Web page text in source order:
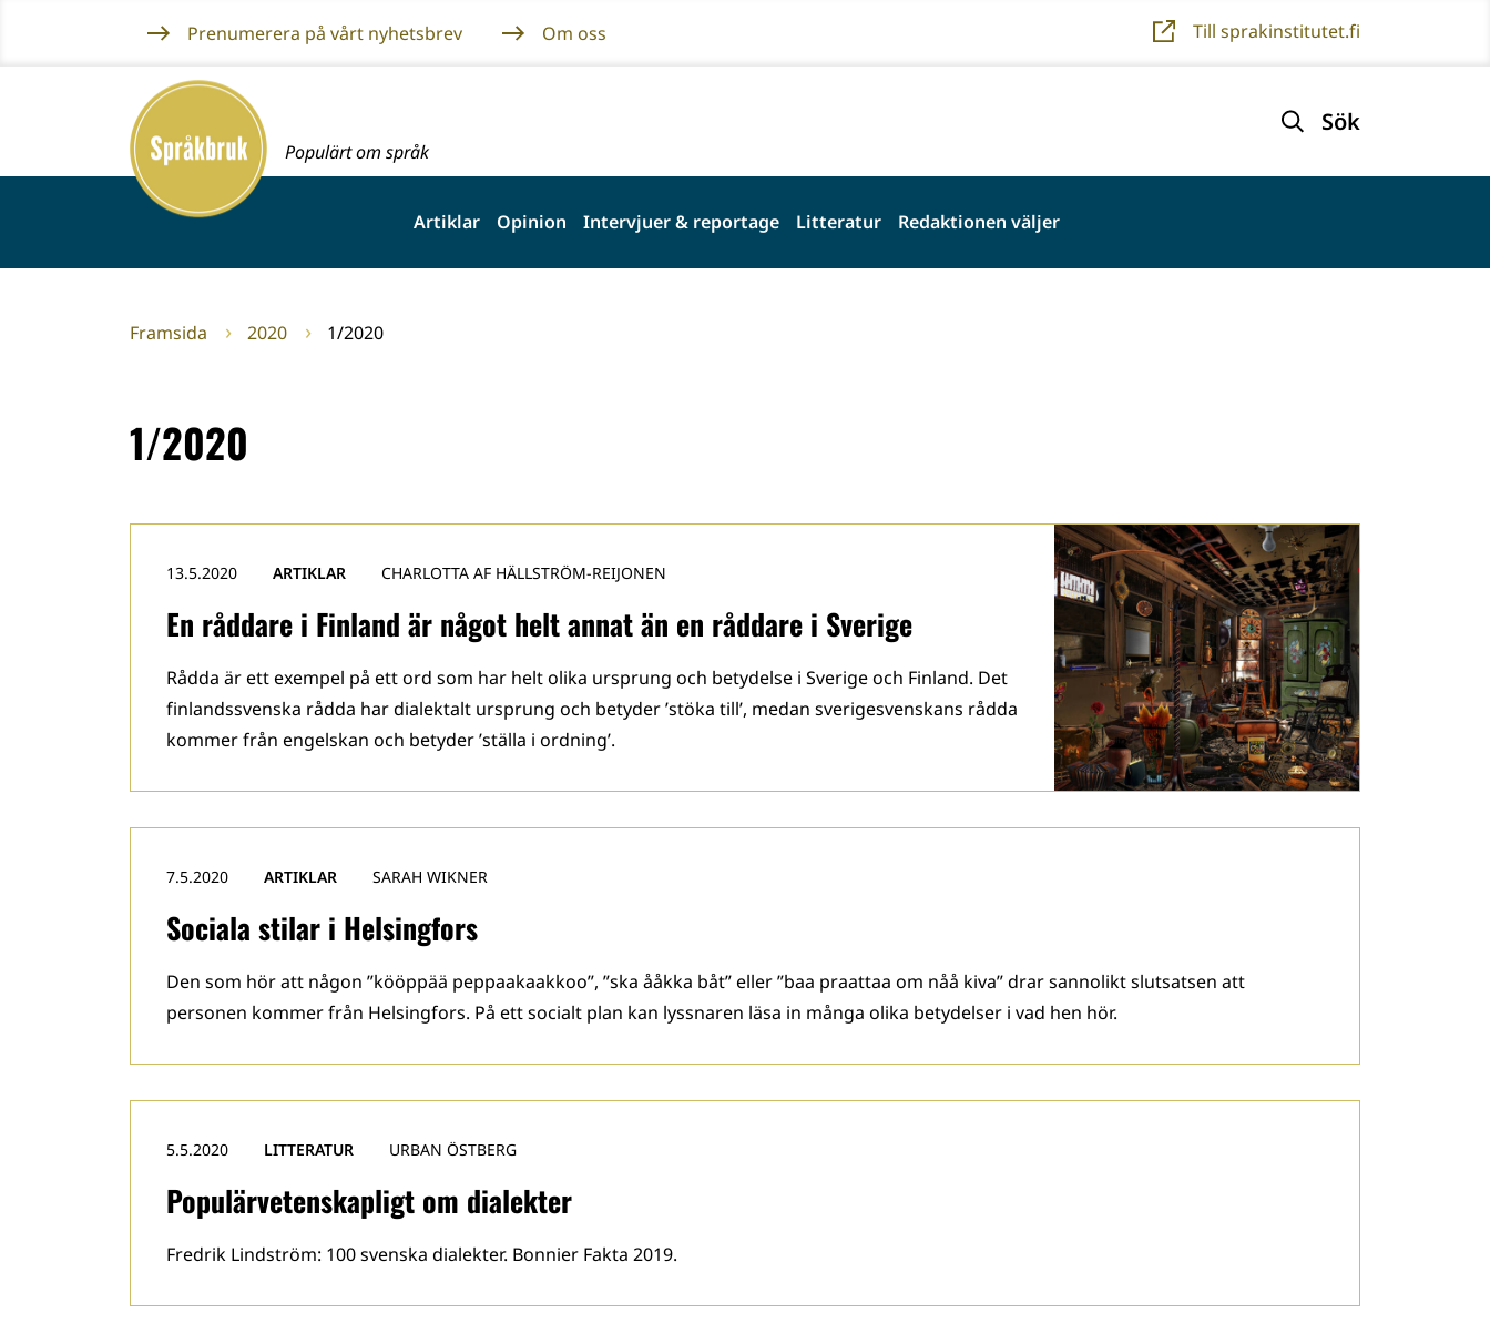
innehållet
Prenumerera på vårt nyhetsbrev Om oss Till sprakinstitutet.fi
Framsida
Populärt om språk
Sök
Artiklar Opinion Intervjuer & reportage Litteratur Redaktionen väljer
Framsida 2020 1/2020
1/2020
En råddare i Finland är något helt annat än en råddare i Sverige
13.5.2020 ARTIKLAR CHARLOTTA AF HÄLLSTRÖM-REIJONEN
Rådda är ett exempel på ett ord som har helt olika ursprung och betydelse i Sverige och Finland. Det
finlandssvenska rådda har dialektalt ursprung och betyder ’stöka till’, medan sverigesvenskans rådda
kommer från engelskan och betyder ’ställa i ordning’.
Sociala stilar i Helsingfors
7.5.2020 ARTIKLAR SARAH WIKNER
Den som hör att någon ”kööppää peppaakaakkoo”, ”ska ååkka båt” eller ”baa praattaa om nåå kiva” drar sannolikt slutsatsen att
personen kommer från Helsingfors. På ett socialt plan kan lyssnaren läsa in många olika betydelser i vad hen hör.
Populärvetenskapligt om dialekter
5.5.2020 LITTERATUR URBAN ÖSTBERG
Fredrik Lindström: 100 svenska dialekter. Bonnier Fakta 2019.